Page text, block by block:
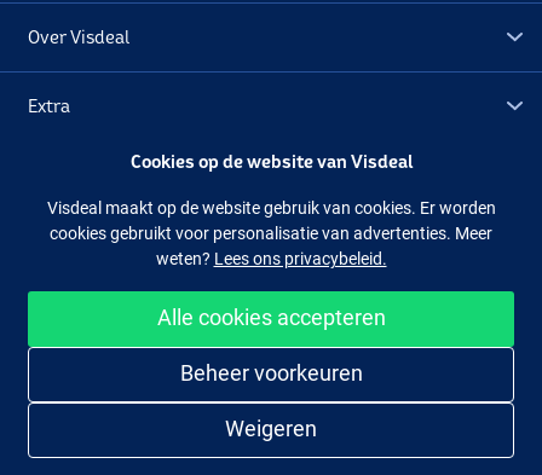
Over Visdeal
Extra
Facebook Instagram
Makkelijk en veilig shoppen
Cookies op de website van Visdeal
Visdeal maakt op de website gebruik van cookies. Er worden
cookies gebruikt voor personalisatie van advertenties. Meer
weten? Lees ons privacybeleid.
Alle cookies accepteren
Beheer voorkeuren
Weigeren